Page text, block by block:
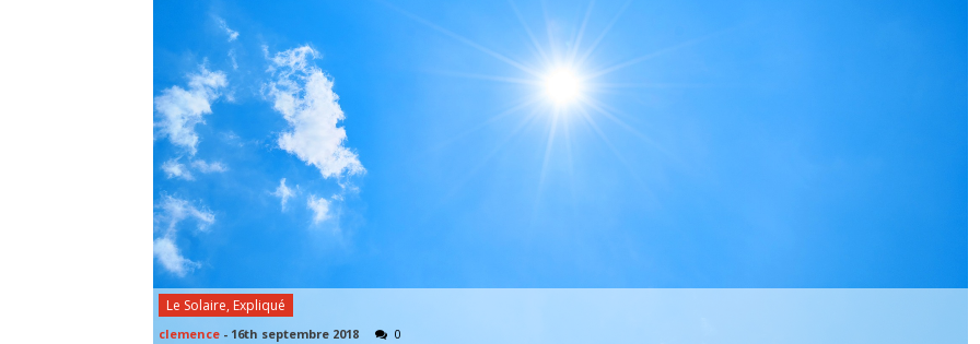
Le Solaire, Expliqué
clemence - 16th septembre 2018 0